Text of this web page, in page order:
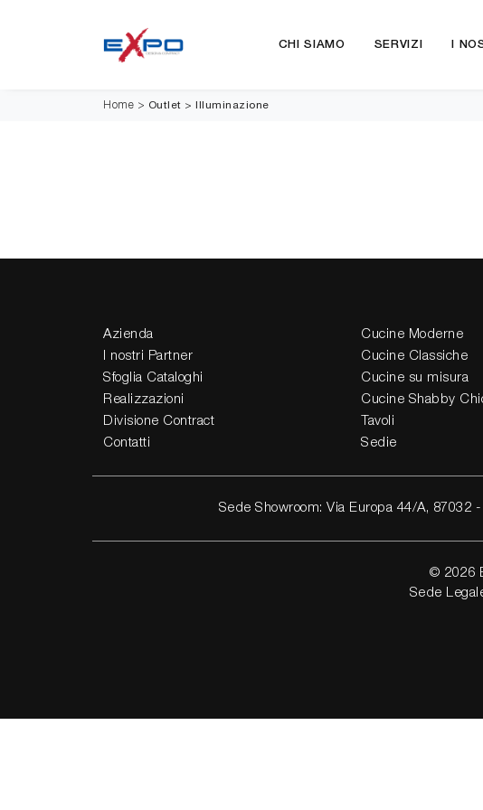
CHI SIAMO SERVIZI I
Home > Outlet > Illuminazione
Azienda
I nostri Partner
Sfoglia Cataloghi
Realizzazioni
Divisione Contract
Contatti
Cucine Moderne
Cucine Classiche
Cucine su misura
Cucine Shabby
Tavoli
Sedie
Sede Showroom: Via Europa 44/A, 87032
© 2026
Sede